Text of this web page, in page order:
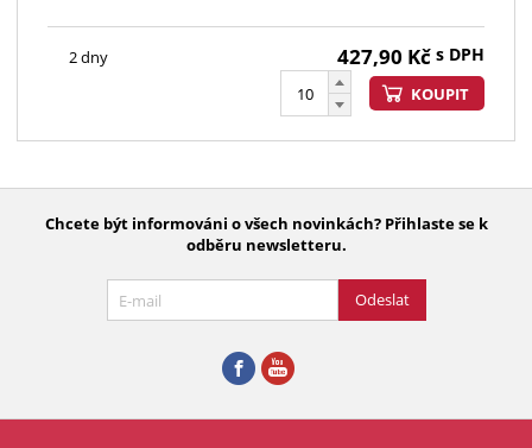
2 dny 427,90 Kč s DPH
KOUPIT
Chcete být informováni o všech novinkách? Přihlaste se k
odběru newsletteru.
Odeslat